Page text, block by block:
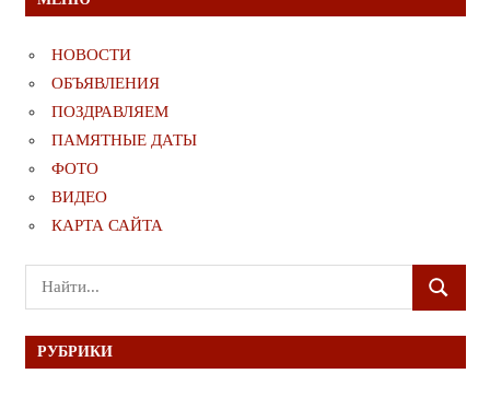
НОВОСТИ
ОБЪЯВЛЕНИЯ
ПОЗДРАВЛЯЕМ
ПАМЯТНЫЕ ДАТЫ
ФОТО
ВИДЕО
КАРТА САЙТА
Поиск
для:
ПОИСК
РУБРИКИ